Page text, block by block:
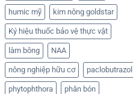
humic mỹ kim nông goldstar
Ký hiệu thuốc bảo vệ thực vật
làm bông NAA
nông nghiệp hữu cơ paclobutrazol
phytophthora phân bón